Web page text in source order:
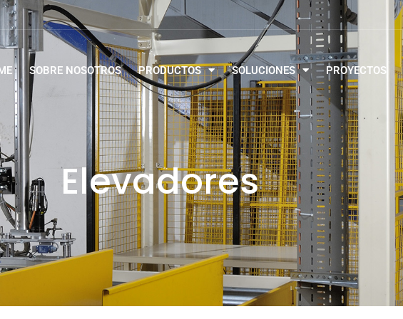
SOBRE NOSOTROS PRODUCTOS SOLUCIONES PROYECTOS
Elevadores